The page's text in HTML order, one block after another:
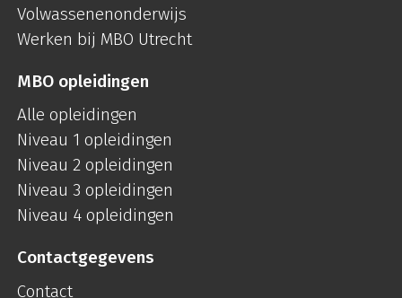
Volwassenenonderwijs
Werken bij MBO Utrecht
MBO opleidingen
Alle opleidingen
Niveau 1 opleidingen
Niveau 2 opleidingen
Niveau 3 opleidingen
Niveau 4 opleidingen
Contactgegevens
Contact